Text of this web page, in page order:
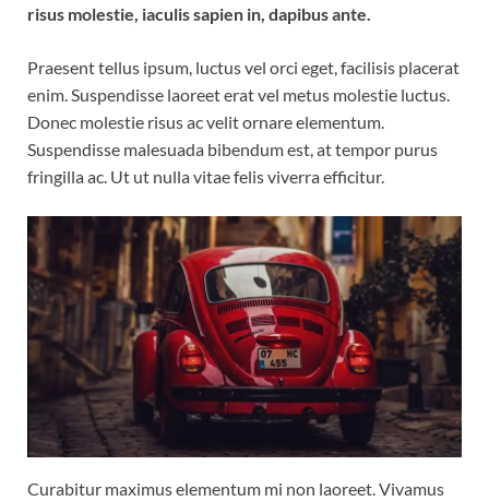
risus molestie, iaculis sapien in, dapibus ante.
Praesent tellus ipsum, luctus vel orci eget, facilisis placerat
enim. Suspendisse laoreet erat vel metus molestie luctus.
Donec molestie risus ac velit ornare elementum.
Suspendisse malesuada bibendum est, at tempor purus
fringilla ac. Ut ut nulla vitae felis viverra efficitur.
Curabitur maximus elementum mi non laoreet. Vivamus